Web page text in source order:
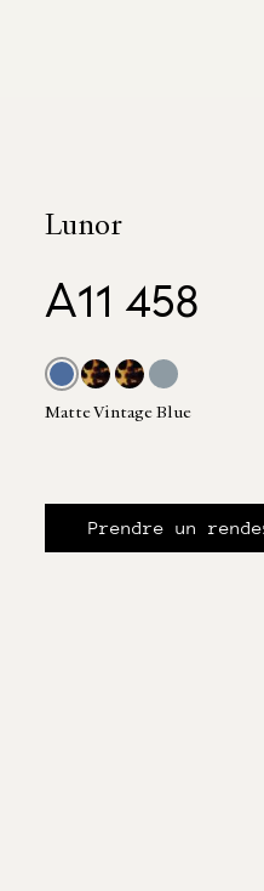
Lunor
A11 458
Matte Vintage Blue
Prendre un